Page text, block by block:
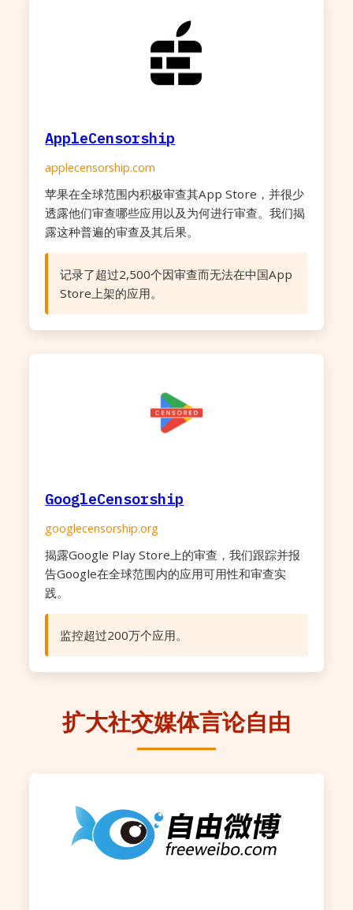
AppleCensorship
applecensorship.com
苹果在全球范围内积极审查其App Store，并很少
透露他们审查哪些应用以及为何进行审查。我们揭
露这种普遍的审查及其后果。
记录了超过2,500个因审查而无法在中国App
Store上架的应用。
GoogleCensorship
googlecensorship.org
揭露Google Play Store上的审查，我们跟踪并报
告Google在全球范围内的应用可用性和审查实
践。
监控超过200万个应用。
扩大社交媒体言论自由